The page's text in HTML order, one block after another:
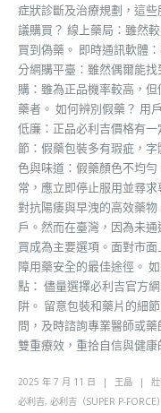
症狀診斷及治療規劃，這
議購買？ 線上藥局：雖然
買到偽藥。 即時通訊軟體
分網購平臺：雖然偶爾能
購：雖為正品機率較高，
藥者。 如何辨別假藥？ 用
低廉：正品必利吉價格有
節：假藥包裝多有瑕疵，
色與味道：假藥顏色不均
常，應立即停止服用並尋
對抗陽痿與早洩的高效藥
戶。然而在臺灣，因為未
買成為主要選項。面對市
障用藥安全的最佳途徑。
點： 儘量選擇必利吉官方
阱。 留意包裝和藥片的細
問，及時諮詢專業醫師或
雙重療效，重拾自信與健康
2025 年 7 月 11 日 王晶
必利吉, 必利吉（SUPER P-FORCE）